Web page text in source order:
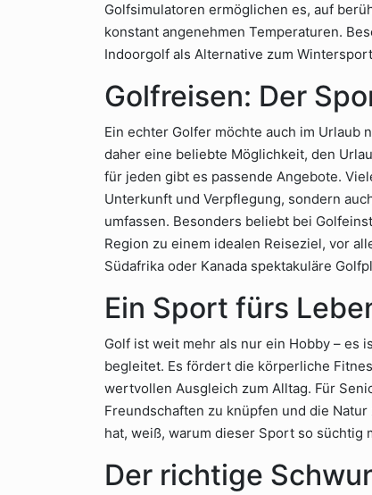
Golfsimulatoren ermöglichen es, auf
konstant angenehmen Temperaturen.
Indoorgolf als Alternative zum
Golfreisen: Der
Ein echter Golfer möchte auch im
daher eine beliebte Möglichkeit, den
für jeden gibt es passende Angebote.
Unterkunft und Verpflegung, sondern
umfassen. Besonders beliebt bei
Region zu einem idealen Reiseziel, vor
Südafrika oder Kanada spektakuläre
Ein Sport fürs
Golf ist weit mehr als nur ein Hobby – es
begleitet. Es fördert die körperliche
wertvollen Ausgleich zum Alltag. Für
Freundschaften zu knüpfen und die
hat, weiß, warum dieser Sport so süchtig
Der richtige